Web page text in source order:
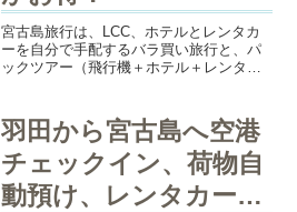
宮古島旅行は、LCC、ホテルとレンタカ
ーを自分で手配するバラ買い旅行と、パ
ックツアー（飛行機＋ホテル＋レンタカ
した。
羽田から宮古島へ空港
チェックイン、荷物自
動預け、レンタカー情